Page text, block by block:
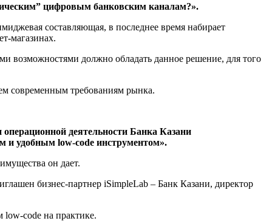
цифровым банковским каналам?».
составляющая, в последнее время набирает
магазинах.
возможностями должно обладать данное решение, для того
современным требованиям рынка.
деятельности Банка Казани
и удобным low-code инструментом».
он дает.
бизнес-партнер iSimpleLab – Банк Казани, директор
low-code на практике.